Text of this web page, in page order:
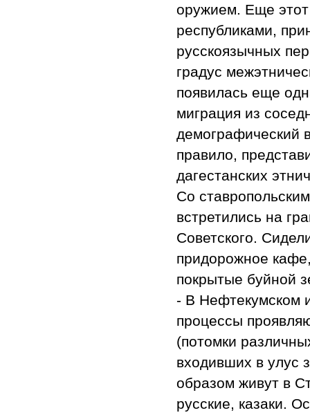
оружием. Еще
республиками,
русскоязычных
градус
появилась еще
миграция из
демографический
правило,
дагестанских
Со
встретились на
Советского.
придорожное
покрытые буйной
- В Нефтекумском
процессы
(потомки
входивших в улус
образом живут в
русские, казаки.